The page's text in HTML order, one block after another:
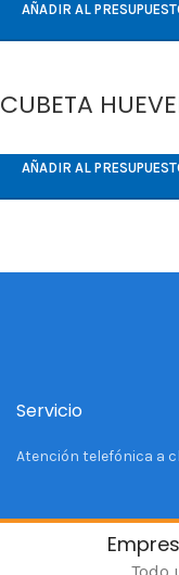
AÑADIR AL
CUBETA
AÑADIR AL
Servicio
Atención telefónica a